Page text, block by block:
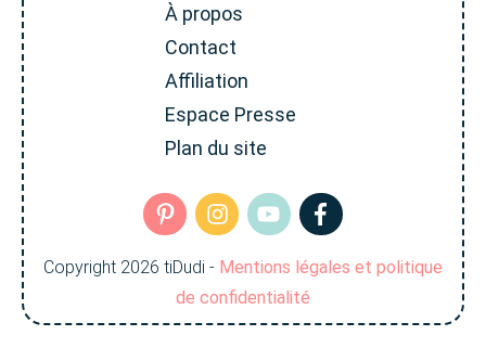
À propos
Contact
Affiliation
Espace Presse
Plan du site
Copyright 2026 tiDudi - Mentions légales et politique
de confidentialité